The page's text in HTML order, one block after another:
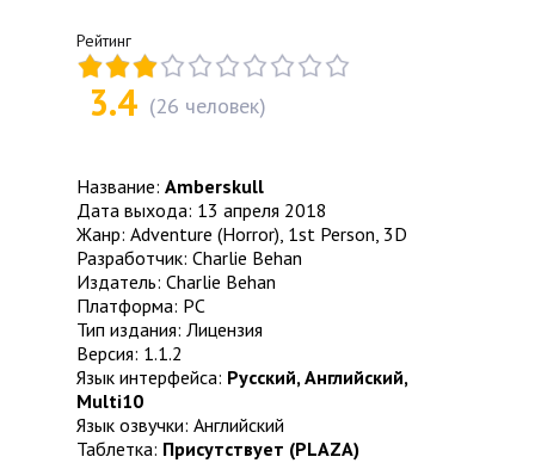
Рейтинг
3.4 (26 человек)
Название: Amberskull
Дата выхода: 13 апреля 2018
Жанр: Adventure (Horror), 1st Person, 3D
Разработчик: Charlie Behan
Издатель: Charlie Behan
Платформа: PC
Тип издания: Лицензия
Версия: 1.1.2
Язык интерфейса: Русский, Английский,
Multi10
Язык озвучки: Английский
Таблетка: Присутствует (PLAZA)